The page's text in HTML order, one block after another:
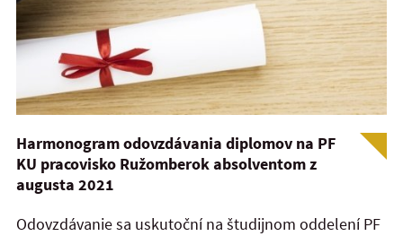
Harmonogram odovzdávania diplomov na PF
KU pracovisko Ružomberok absolventom z
augusta 2021
Odovzdávanie sa uskutoční na študijnom oddelení PF